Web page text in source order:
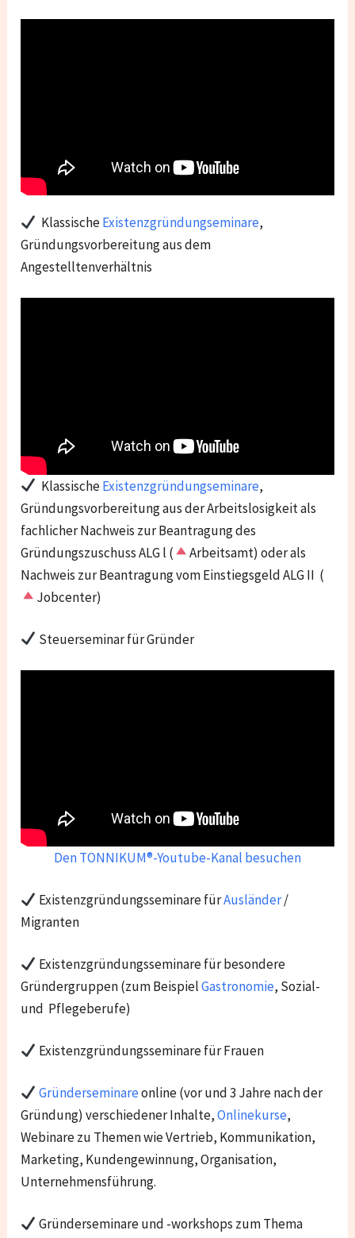
KlassischeExistenzgründungseminare,
Gründungsvorbereitung aus dem
Angestelltenverhältnis
KlassischeExistenzgründungseminare,
Gründungsvorbereitung aus der Arbeitslosigkeit als
fachlicher Nachweis zur Beantragung des
Gründungszuschuss ALG l (
Arbeitsamt) oder als
Nachweis zur Beantragung vom Einstiegsgeld ALG II (
Jobcenter)
Steuerseminar für Gründer
Den TONNIKUM®-Youtube-Kanal besuchen
Existenzgründungsseminare fürAusländer/
Migranten
Existenzgründungsseminare für besondere
Gründergruppen (zum BeispielGastronomie, Sozial-
und Pflegeberufe)
Existenzgründungsseminare für Frauen
Gründerseminareonline (vor und 3 Jahre nach der
Gründung) verschiedener Inhalte,Onlinekurse,
Webinare zu Themen wie Vertrieb, Kommunikation,
Marketing, Kundengewinnung, Organisation,
Unternehmensführung.
Gründerseminare und -workshops zum Thema